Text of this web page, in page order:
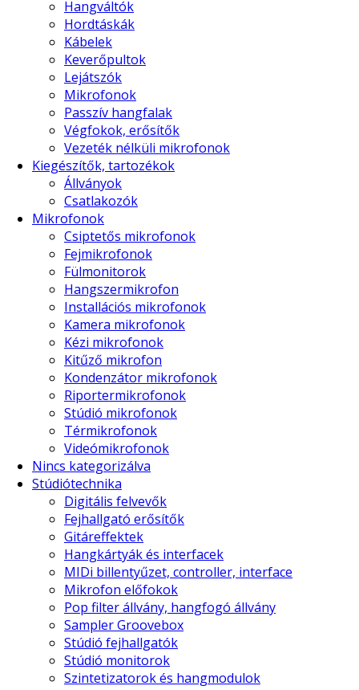
Hangváltók
Hordtáskák
Kábelek
Keverőpultok
Lejátszók
Mikrofonok
Passzív hangfalak
Végfokok, erősítők
Vezeték nélküli mikrofonok
Kiegészítők, tartozékok
Állványok
Csatlakozók
Mikrofonok
Csiptetős mikrofonok
Fejmikrofonok
Fülmonitorok
Hangszermikrofon
Installációs mikrofonok
Kamera mikrofonok
Kézi mikrofonok
Kitűző mikrofon
Kondenzátor mikrofonok
Riportermikrofonok
Stúdió mikrofonok
Térmikrofonok
Videómikrofonok
Nincs kategorizálva
Stúdiótechnika
Digitális felvevők
Fejhallgató erősítők
Gitáreffektek
Hangkártyák és interfacek
MIDi billentyűzet, controller, interface
Mikrofon előfokok
Pop filter állvány, hangfogó állvány
Sampler Groovebox
Stúdió fejhallgatók
Stúdió monitorok
Szintetizatorok és hangmodulok